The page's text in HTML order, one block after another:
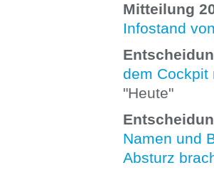
Mitteilung
Infostand
dem Cockpit
"Heute"
Namen und
Absturz